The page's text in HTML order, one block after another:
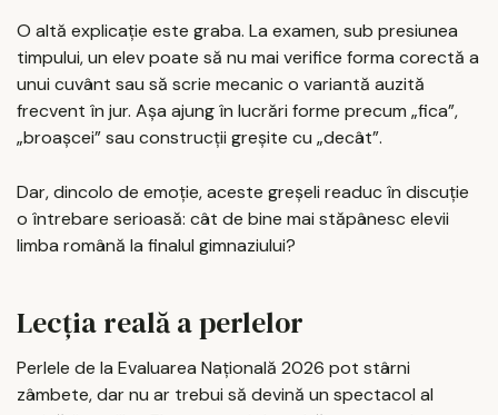
O altă explicație este graba. La examen, sub presiunea
timpului, un elev poate să nu mai verifice forma corectă a
unui cuvânt sau să scrie mecanic o variantă auzită
frecvent în jur. Așa ajung în lucrări forme precum „fica”,
„broașcei” sau construcții greșite cu „decât”.
Dar, dincolo de emoție, aceste greșeli readuc în discuție
o întrebare serioasă: cât de bine mai stăpânesc elevii
limba română la finalul gimnaziului?
Lecția reală a perlelor
Perlele de la Evaluarea Națională 2026 pot stârni
zâmbete, dar nu ar trebui să devină un spectacol al